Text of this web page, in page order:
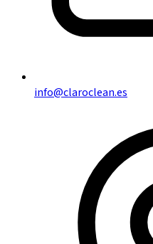
info@claroclean.es